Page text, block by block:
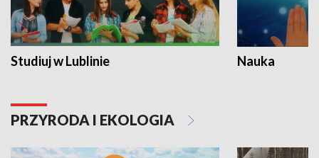
Studiuj w Lublinie Nauka
PRZYRODA I EKOLOGIA